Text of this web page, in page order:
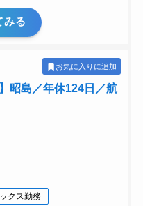
みる
お気に入りに追加
昭島／年休124日／航
クス勤務